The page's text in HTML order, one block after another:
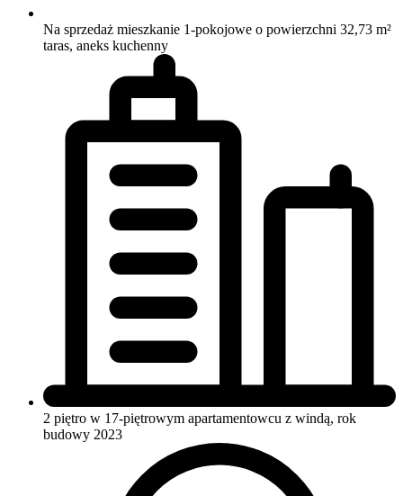
Na sprzedaż mieszkanie 1-pokojowe o powierzchni 32,73 m²
taras, aneks kuchenny
2 piętro w 17-piętrowym apartamentowcu z windą, rok
budowy 2023